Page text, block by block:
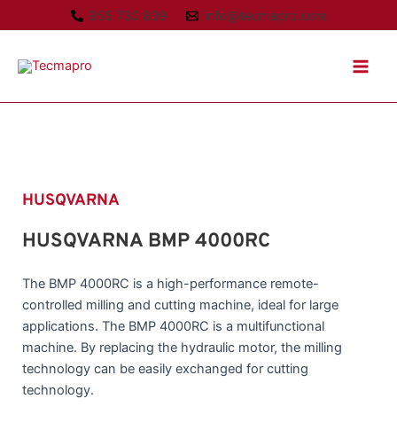
al
955 730 839 info@tecmapro.com
HUSQVARNA
HUSQVARNA BMP 4000RC
The BMP 4000RC is a high-performance remote-
controlled milling and cutting machine, ideal for large
applications. The BMP 4000RC is a multifunctional
machine. By replacing the hydraulic motor, the milling
technology can be easily exchanged for cutting
technology.